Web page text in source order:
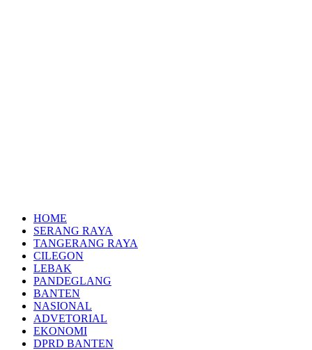
HOME
SERANG RAYA
TANGERANG RAYA
CILEGON
LEBAK
PANDEGLANG
BANTEN
NASIONAL
ADVETORIAL
EKONOMI
DPRD BANTEN